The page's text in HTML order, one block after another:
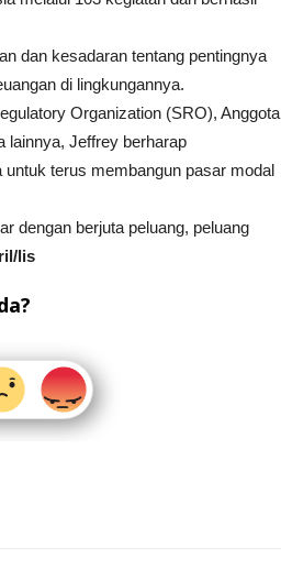
dan kesadaran tentang pentingnya
di lingkungannya.
Organization (SRO), Anggota
lainnya, Jeffrey berharap
terus membangun pasar modal
dengan berjuta peluang, peluang
ril/lis